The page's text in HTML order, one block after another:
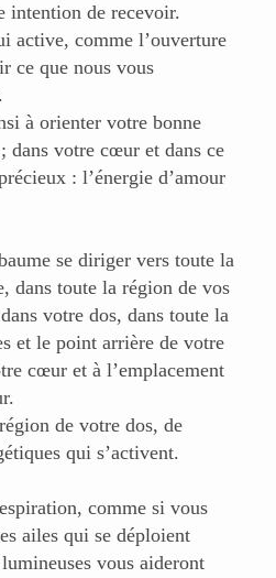
intention de recevoir.
active, comme l’ouverture
ce que nous vous
à orienter votre bonne
dans votre cœur et dans ce
: l’énergie d’amour
se diriger vers toute la
dans toute la région de vos
votre dos, dans toute la
et le point arrière de votre
cœur et à l’emplacement
de votre dos, de
qui s’activent.
comme si vous
ailes qui se déploient
vous aideront